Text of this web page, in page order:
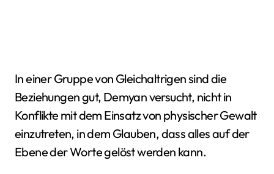
In einer Gruppe von Gleichaltrigen sind die
Beziehungen gut, Demyan versucht, nicht in
Konflikte mit dem Einsatz von physischer Gewalt
einzutreten, in dem Glauben, dass alles auf der
Ebene der Worte gelöst werden kann.